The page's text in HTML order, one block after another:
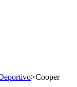
>Cooper